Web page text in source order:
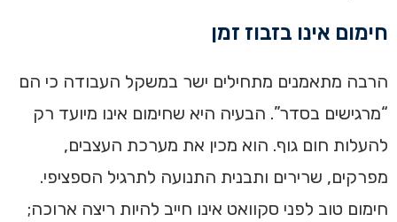
חימום אינו בזבוז זמן
הרבה מתאמנים מתחילים ישר במשקל העבודה כי הם
“מרגישים בסדר”. הבעיה היא שחימום אינו מיועד רק
להעלות חום גוף. הוא מכין את מערכת העצבים,
מפרקים, שרירים ותבנית התנועה לתרגיל הספציפי.
חימום טוב לפני סקוואט אינו חייב להיות ריצה ארוכה;